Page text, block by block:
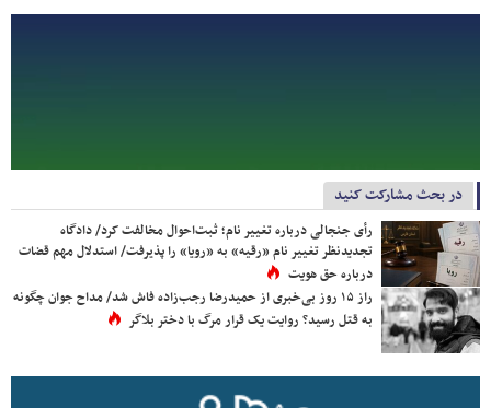
در بحث مشارکت کنید
رأی جنجالی درباره تغییر نام؛ ثبت‌احوال مخالفت کرد/ دادگاه
تجدیدنظر تغییر نام «رقیه» به «رویا» را پذیرفت/ استدلال مهم قضات
درباره حق هویت
راز ۱۵ روز بی‌خبری از حمیدرضا رجب‌زاده فاش شد/ مداح جوان چگونه
به قتل رسید؟ روایت یک قرار مرگ با دختر بلاگر